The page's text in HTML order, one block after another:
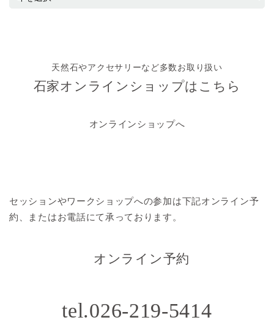
天然石やアクセサリーなど多数お取り扱い
石家オンラインショップはこちら
オンラインショップへ
セッションやワークショップへの参加は下記オンライン予
約、またはお電話にて承っております。
オンライン予約
tel.026-219-5414